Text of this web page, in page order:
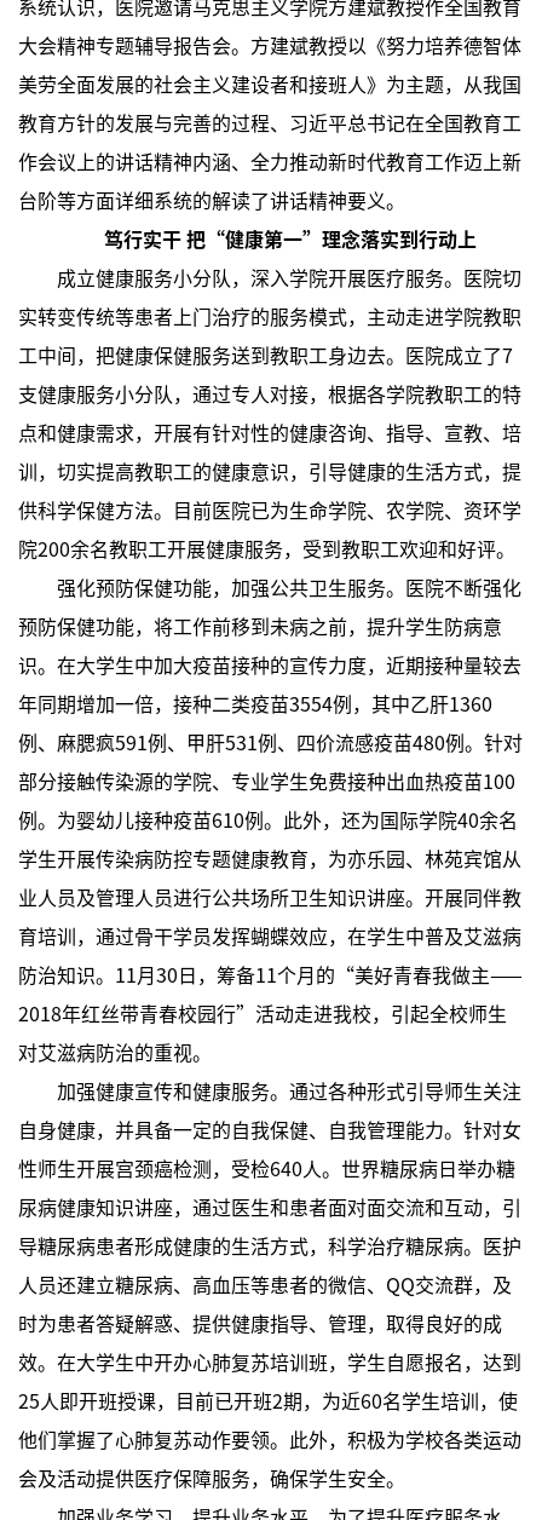
系统认识，医院邀请马克思主义学院方建斌教授作全国教育
大会精神专题辅导报告会。方建斌教授以《努力培养德智体
美劳全面发展的社会主义建设者和接班人》为主题，从我国
教育方针的发展与完善的过程、习近平总书记在全国教育工
作会议上的讲话精神内涵、全力推动新时代教育工作迈上新
台阶等方面详细系统的解读了讲话精神要义。
笃行实干 把“健康第一”理念落实到行动上
成立健康服务小分队，深入学院开展医疗服务。医院切
实转变传统等患者上门治疗的服务模式，主动走进学院教职
工中间，把健康保健服务送到教职工身边去。医院成立了7
支健康服务小分队，通过专人对接，根据各学院教职工的特
点和健康需求，开展有针对性的健康咨询、指导、宣教、培
训，切实提高教职工的健康意识，引导健康的生活方式，提
供科学保健方法。目前医院已为生命学院、农学院、资环学
院200余名教职工开展健康服务，受到教职工欢迎和好评。
强化预防保健功能，加强公共卫生服务。医院不断强化
预防保健功能，将工作前移到未病之前，提升学生防病意
识。在大学生中加大疫苗接种的宣传力度，近期接种量较去
年同期增加一倍，接种二类疫苗3554例，其中乙肝1360
例、麻腮疯591例、甲肝531例、四价流感疫苗480例。针对
部分接触传染源的学院、专业学生免费接种出血热疫苗100
例。为婴幼儿接种疫苗610例。此外，还为国际学院40余名
学生开展传染病防控专题健康教育，为亦乐园、林苑宾馆从
业人员及管理人员进行公共场所卫生知识讲座。开展同伴教
育培训，通过骨干学员发挥蝴蝶效应，在学生中普及艾滋病
防治知识。11月30日，筹备11个月的“美好青春我做主——
2018年红丝带青春校园行”活动走进我校，引起全校师生
对艾滋病防治的重视。
加强健康宣传和健康服务。通过各种形式引导师生关注
自身健康，并具备一定的自我保健、自我管理能力。针对女
性师生开展宫颈癌检测，受检640人。世界糖尿病日举办糖
尿病健康知识讲座，通过医生和患者面对面交流和互动，引
导糖尿病患者形成健康的生活方式，科学治疗糖尿病。医护
人员还建立糖尿病、高血压等患者的微信、QQ交流群，及
时为患者答疑解惑、提供健康指导、管理，取得良好的成
效。在大学生中开办心肺复苏培训班，学生自愿报名，达到
25人即开班授课，目前已开班2期，为近60名学生培训，使
他们掌握了心肺复苏动作要领。此外，积极为学校各类运动
会及活动提供医疗保障服务，确保学生安全。